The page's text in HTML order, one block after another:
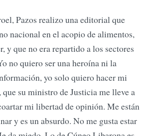
Pazos realizo una editorial que
nacional en el acopio de alimentos,
y que no era repartido a los sectores
no quiero ser una heroína ni la
yo solo quiero hacer mi
su ministro de Justicia me lleve a
mi libertad de opinión. Me están
y es un absurdo. No me gusta estar